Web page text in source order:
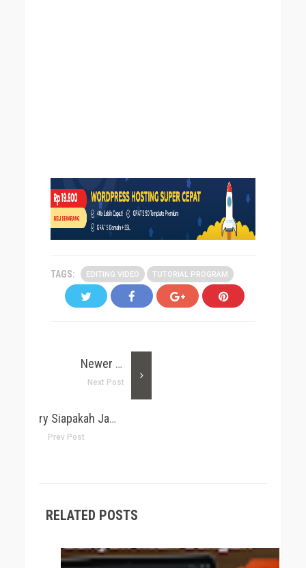
TAGS: EDITING VIDEO TUTORIAL PROGRAM
Newer Post
Next Post
Mistery Siapakah Jack The Reaper Sebenarnya
Prev Post
RELATED POSTS